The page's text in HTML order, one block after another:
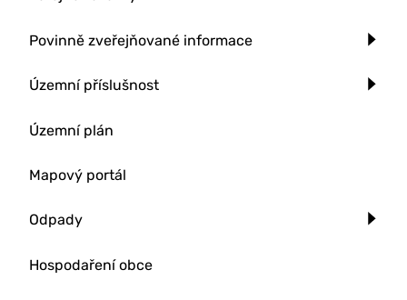
Povinně zveřejňované informace
Územní příslušnost
Územní plán
Mapový portál
Odpady
Hospodaření obce